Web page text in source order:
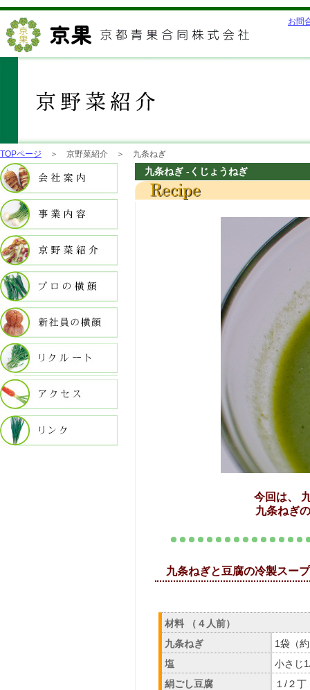
お問
TOPページ ＞ 京野菜紹介 ＞ 九条ねぎ
九条ねぎ -くじょうねぎ
今回は、
九条ねぎ
九条ねぎと
材料 （４人前）
九条ねぎ
1袋（
塩
小さじ
絹ごし豆腐
１/２